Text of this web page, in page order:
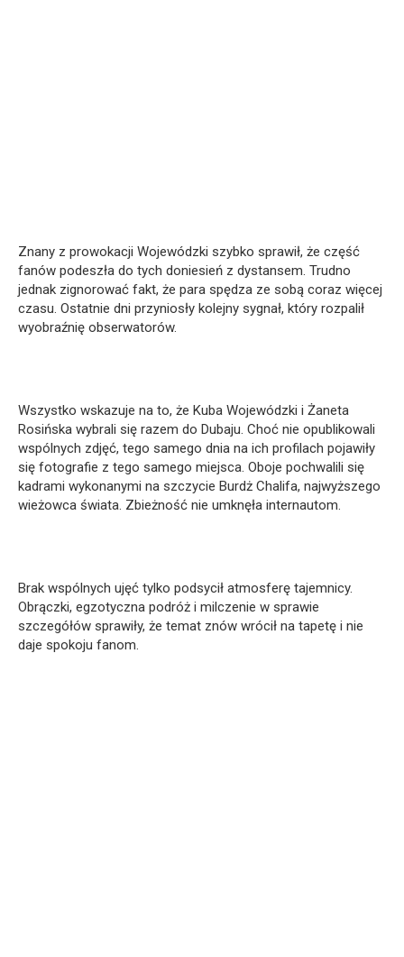
Znany z prowokacji Wojewódzki szybko sprawił, że część
fanów podeszła do tych doniesień z dystansem. Trudno
jednak zignorować fakt, że para spędza ze sobą coraz więcej
czasu. Ostatnie dni przyniosły kolejny sygnał, który rozpalił
wyobraźnię obserwatorów.
Wszystko wskazuje na to, że Kuba Wojewódzki i Żaneta
Rosińska wybrali się razem do Dubaju. Choć nie opublikowali
wspólnych zdjęć, tego samego dnia na ich profilach pojawiły
się fotografie z tego samego miejsca. Oboje pochwalili się
kadrami wykonanymi na szczycie Burdż Chalifa, najwyższego
wieżowca świata. Zbieżność nie umknęła internautom.
Brak wspólnych ujęć tylko podsycił atmosferę tajemnicy.
Obrączki, egzotyczna podróż i milczenie w sprawie
szczegółów sprawiły, że temat znów wrócił na tapetę i nie
daje spokoju fanom.